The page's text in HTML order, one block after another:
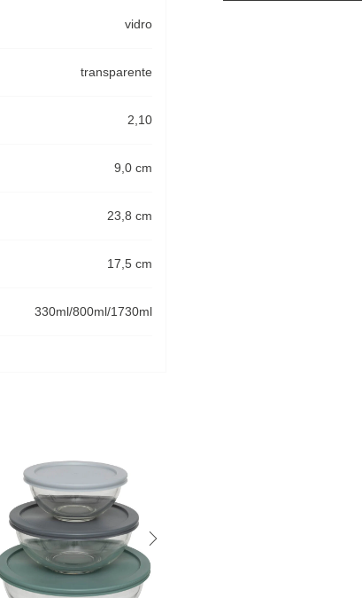
vidro
transparente
2,10
9,0 cm
23,8 cm
17,5 cm
330ml/800ml/1730ml